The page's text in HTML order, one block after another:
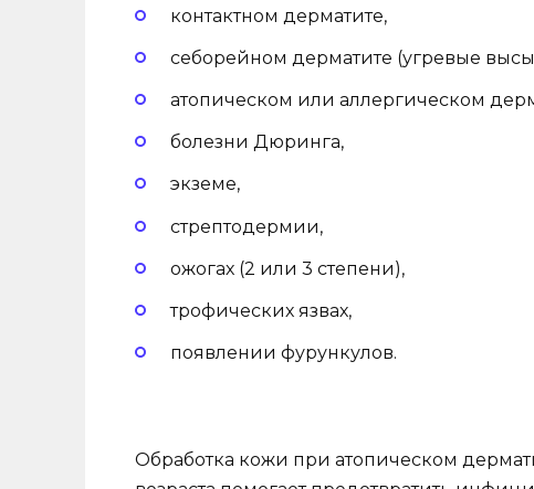
контактном дерматите,
себорейном дерматите (угревые
атопическом или аллергическом
болезни Дюринга,
экземе,
стрептодермии,
ожогах (2 или 3 степени),
трофических язвах,
появлении фурункулов.
Обработка кожи при атопическом